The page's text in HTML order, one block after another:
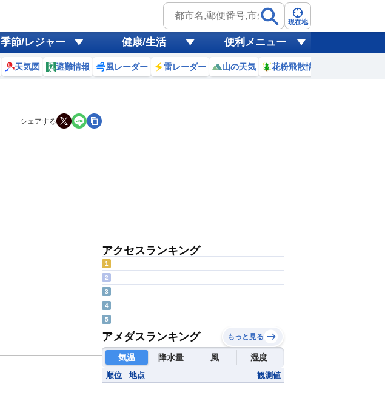
現在地
季節/レジャー 健康/生活 便利メニュー
天気図 避難情報 風レーダー 雷レーダー 山の天気 花粉飛散情報
シェアする
アクセスランキング
1
2
3
4
5
アメダスランキング もっと見る
気温 降水量 風 湿度
順位 地点 観測値